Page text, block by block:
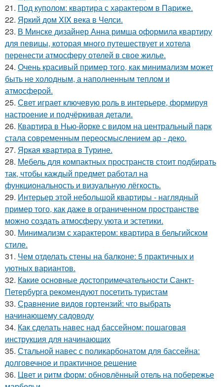
21. Под куполом: квартира с характером в Париже.
22. Яркий дом XIX века в Челси.
23. В Минске дизайнер Анна римша оформила квартиру
для певицы, которая много путешествует и хотела
перенести атмосферу отелей в свое жилье.
24. Очень красивый пример того, как минимализм может
быть не холодным, а наполненным теплом и
атмосферой.
25. Свет играет ключевую роль в интерьере, формируя
настроение и подчёркивая детали.
26. Квартира в Нью-йорке с видом на центральный парк
стала современным переосмыслением ар - деко.
27. Яркая квартира в Турине.
28. Мебель для компактных пространств стоит подбирать
так, чтобы каждый предмет работал на
функциональность и визуальную лёгкость.
29. Интерьер этой небольшой квартиры - наглядный
пример того, как даже в ограниченном пространстве
можно создать атмосферу уюта и эстетики.
30. Минимализм с характером: квартира в бельгийском
стиле.
31. Чем отделать стены на балконе: 5 практичных и
уютных вариантов.
32. Какие основные достопримечательности Санкт-
Петербурга рекомендуют посетить туристам
33. Сравнение видов гортензий: что выбрать
начинающему садоводу
34. Как сделать навес над бассейном: пошаговая
инструкция для начинающих
35. Стальной навес с поликарбонатом для бассейна:
долговечное и практичное решение
36. Цвет и ритм форм: обновлённый отель на побережье